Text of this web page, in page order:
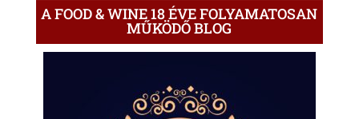
A FOOD & WINE 18 ÉVE FOLYAMATOSAN
MŰKÖDŐ BLOG